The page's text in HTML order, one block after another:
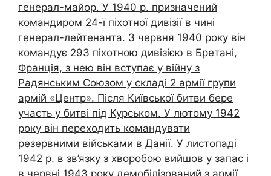
генерал-майор. У 1940 р. призначений
командиром 24-ї піхотної дивізії в чині
генерал-лейтенанта. З червня 1940 року він
командує 293 піхотною дивізією в Бретані,
Франція, з нею він вступає у війну з
Радянським Союзом у складі 2 армії групи
армій «Центр». Після Київської битви бере
участь у битві під Курськом. У лютому 1942
року він переходить командувати
резервними військами в Данії. У листопаді
1942 р. в зв’язку з хворобою вийшов у запас і